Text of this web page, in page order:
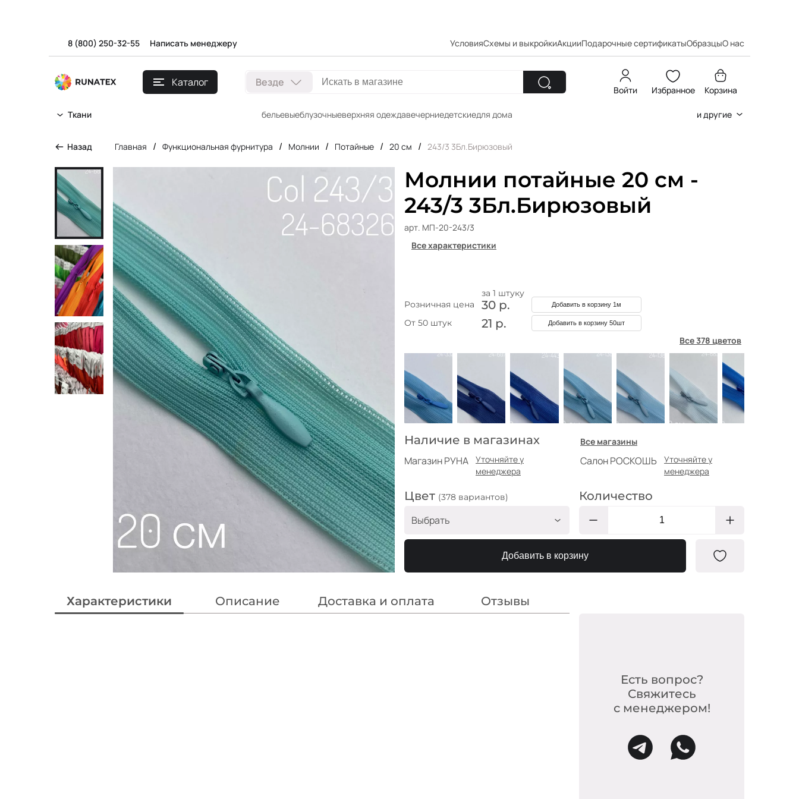
8 (800) 250-32-55 Написать менеджеру УсловияСхемы и выкройкиАкцииПодарочные сертификатыОбразцыО нас
Каталог Везде
Войти Избранное Корзина
Ткани бельевыеблузочныеверхняя одеждавечерниедетскиедля дома и другие
Назад Главная / Функциональная фурнитура / Молнии / Потайные / 20 см / 243/3 3Бл.Бирюзовый
Молнии потайные 20 см -
243/3 3Бл.Бирюзовый
арт. МП-20-243/3
Все характеристики
за 1 штуку
Розничная цена
30 р. Добавить в корзину 1м
От 50 штук 21 р. Добавить в корзину 50шт
Все 378 цветов
Наличие в магазинах Все магазины
Магазин РУНА
Уточняйте у
менеджера
Салон РОСКОШЬ
Уточняйте у
менеджера
Цвет (378 вариантов)
Выбрать
F188 Нас.Голубой
МП-20-F188
МП-20-F200
насыщенный
180/1 Пыльно-
Количество
Добавить в корзину
Характеристики Описание Доставка и оплата Отзывы
Есть вопрос?
Свяжитесь
с менеджером!